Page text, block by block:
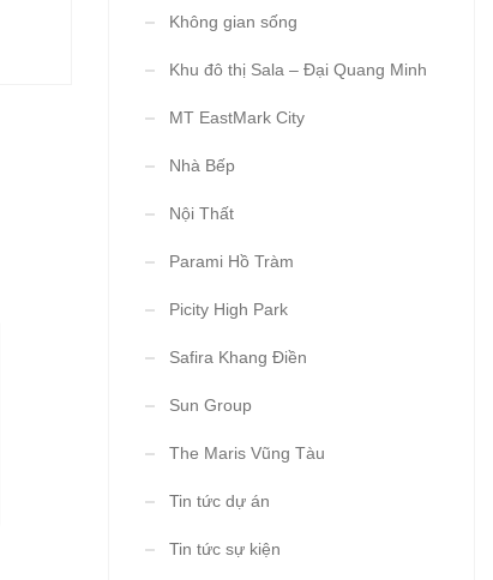
Không gian sống
Khu đô thị Sala – Đại Quang Minh
MT EastMark City
Nhà Bếp
Nội Thất
Parami Hồ Tràm
Picity High Park
Safira Khang Điền
Sun Group
The Maris Vũng Tàu
Tin tức dự án
Tin tức sự kiện